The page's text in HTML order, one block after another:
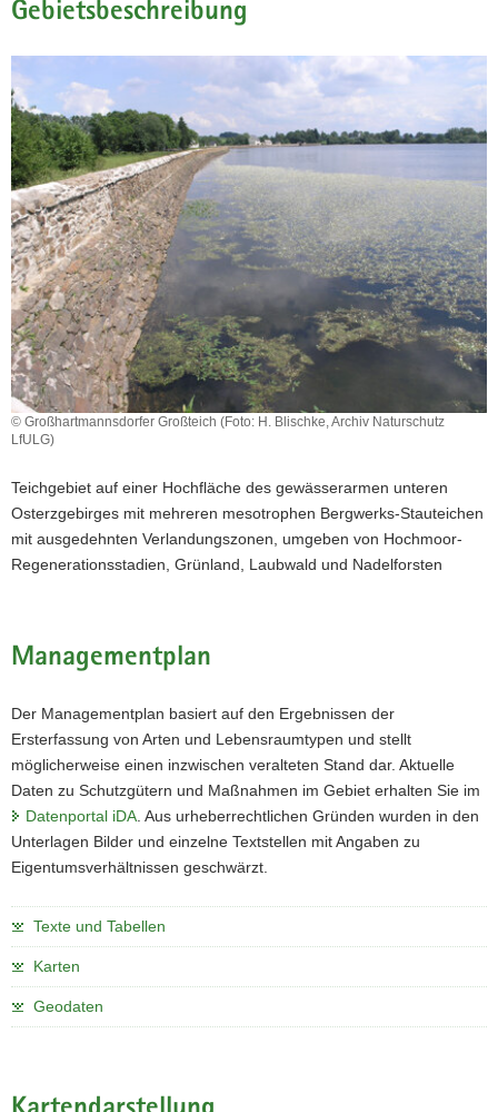
a
i
g
a
t
i
o
n
Gebietsbeschreibung
© Großhartmannsdorfer Großteich (Foto: H. Blischke, Archiv Naturschutz
LfULG)
Teichgebiet auf einer Hochfläche des gewässerarmen unteren
Osterzgebirges mit mehreren mesotrophen Bergwerks-Stauteichen
mit ausgedehnten Verlandungszonen, umgeben von Hochmoor-
Regenerationsstadien, Grünland, Laubwald und Nadelforsten
Managementplan
Der Managementplan basiert auf den Ergebnissen der
Ersterfassung von Arten und Lebensraumtypen und stellt
möglicherweise einen inzwischen veralteten Stand dar. Aktuelle
Daten zu Schutzgütern und Maßnahmen im Gebiet erhalten Sie im
Datenportal iDA. Aus urheberrechtlichen Gründen wurden in den
Unterlagen Bilder und einzelne Textstellen mit Angaben zu
Eigentumsverhältnissen geschwärzt.
Texte und Tabellen
Karten
Geodaten